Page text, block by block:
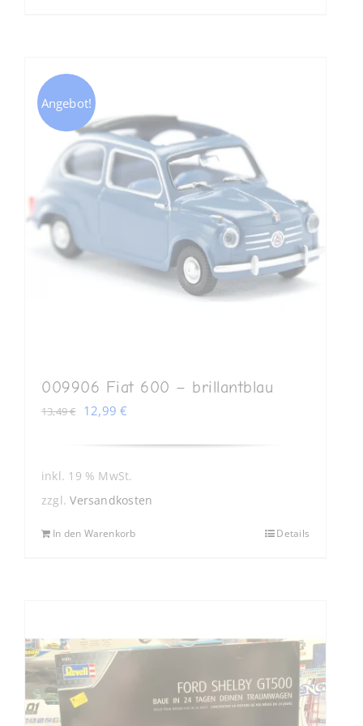
Angebot!
009906 Fiat 600 – brillantblau
13,49€ Ursprünglicher
war:
13,49 €
12,99€
ist:
12,99 €.
inkl. 19 % MwSt.
zzgl.Versandkosten
In den Warenkorb Details